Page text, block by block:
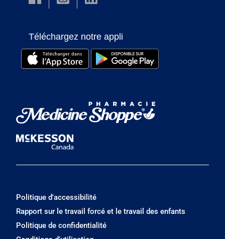
Téléchargez notre appli
Politique d'accessibilité
Rapport sur le travail forcé et le travail des enfants
Politique de confidentialité